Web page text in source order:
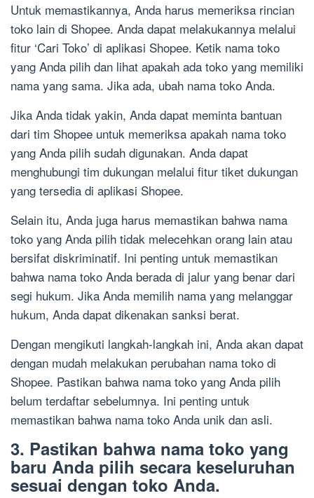
Untuk memastikannya, Anda harus memeriksa rincian
toko lain di Shopee. Anda dapat melakukannya melalui
fitur ‘Cari Toko’ di aplikasi Shopee. Ketik nama toko
yang Anda pilih dan lihat apakah ada toko yang memiliki
nama yang sama. Jika ada, ubah nama toko Anda.
Jika Anda tidak yakin, Anda dapat meminta bantuan
dari tim Shopee untuk memeriksa apakah nama toko
yang Anda pilih sudah digunakan. Anda dapat
menghubungi tim dukungan melalui fitur tiket dukungan
yang tersedia di aplikasi Shopee.
Selain itu, Anda juga harus memastikan bahwa nama
toko yang Anda pilih tidak melecehkan orang lain atau
bersifat diskriminatif. Ini penting untuk memastikan
bahwa nama toko Anda berada di jalur yang benar dari
segi hukum. Jika Anda memilih nama yang melanggar
hukum, Anda dapat dikenakan sanksi berat.
Dengan mengikuti langkah-langkah ini, Anda akan dapat
dengan mudah melakukan perubahan nama toko di
Shopee. Pastikan bahwa nama toko yang Anda pilih
belum terdaftar sebelumnya. Ini penting untuk
memastikan bahwa nama toko Anda unik dan asli.
3. Pastikan bahwa nama toko yang
baru Anda pilih secara keseluruhan
sesuai dengan toko Anda.